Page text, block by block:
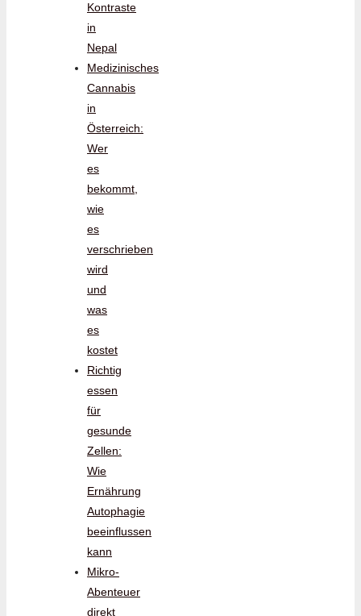
Kontraste
in
Nepal
Medizinisches
Cannabis
in
Österreich:
Wer
es
bekommt,
wie
es
verschrieben
wird
und
was
es
kostet
Richtig
essen
für
gesunde
Zellen:
Wie
Ernährung
Autophagie
beeinflussen
kann
Mikro-
Abenteuer
direkt